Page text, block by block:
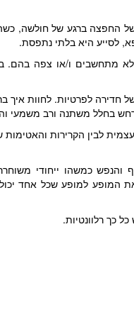
החפצה ברגע של חולשה,
לסייע היא בלתי נתפסת.
מתחשבים ו/או צפה בהם.
חדירה לפרטיות. לחוות
בחלל משתנה ורב משמעי
לבין הקרירות
כמשהו ייחודי
המופע למופע שכל אחד
כך רלוונטיות.